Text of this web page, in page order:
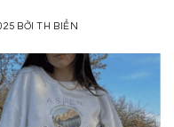
BỞITH BIỂN